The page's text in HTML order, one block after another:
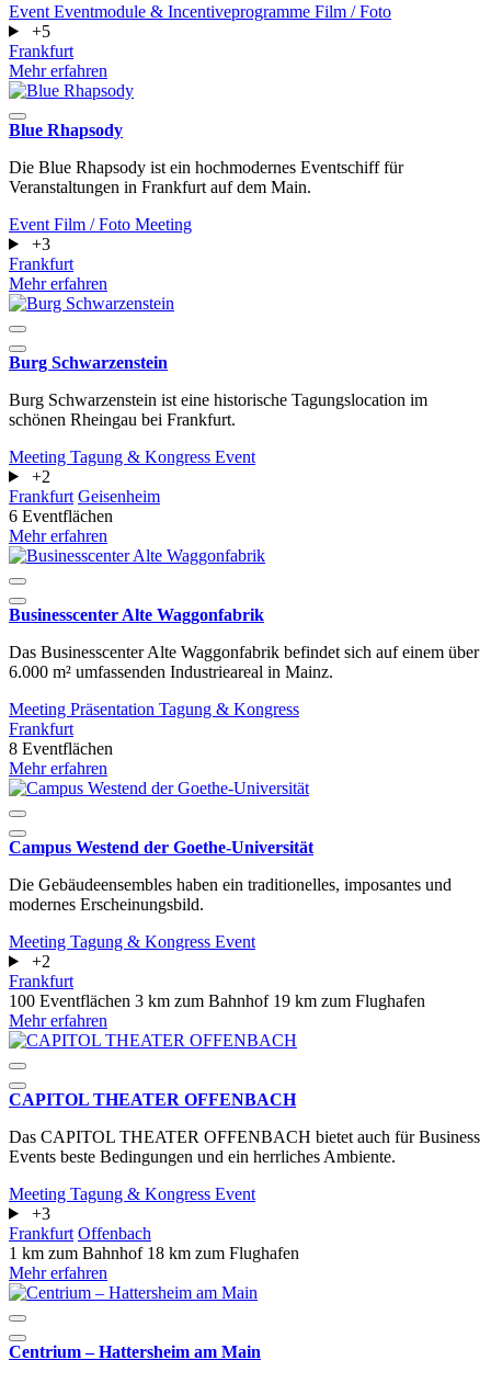
Event Eventmodule & Incentiveprogramme Film / Foto
+5
Frankfurt
Mehr erfahren
Blue Rhapsody
Die Blue Rhapsody ist ein hochmodernes Eventschiff für
Veranstaltungen in Frankfurt auf dem Main.
Event Film / Foto Meeting
+3
Frankfurt
Mehr erfahren
Burg Schwarzenstein
Burg Schwarzenstein ist eine historische Tagungslocation im
schönen Rheingau bei Frankfurt.
Meeting Tagung & Kongress Event
+2
Frankfurt Geisenheim
6 Eventflächen
Mehr erfahren
Businesscenter Alte Waggonfabrik
Das Businesscenter Alte Waggonfabrik befindet sich auf einem über
6.000 m² umfassenden Industrieareal in Mainz.
Meeting Präsentation Tagung & Kongress
Frankfurt
8 Eventflächen
Mehr erfahren
Campus Westend der Goethe-Universität
Die Gebäudeensembles haben ein traditionelles, imposantes und
modernes Erscheinungsbild.
Meeting Tagung & Kongress Event
+2
Frankfurt
100 Eventflächen 3 km zum Bahnhof 19 km zum Flughafen
Mehr erfahren
CAPITOL THEATER OFFENBACH
Das CAPITOL THEATER OFFENBACH bietet auch für Business
Events beste Bedingungen und ein herrliches Ambiente.
Meeting Tagung & Kongress Event
+3
Frankfurt Offenbach
1 km zum Bahnhof 18 km zum Flughafen
Mehr erfahren
Centrium – Hattersheim am Main